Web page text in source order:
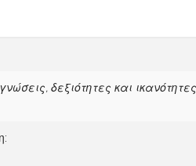
δεξιότητες και